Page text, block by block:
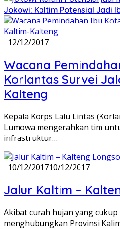
Jokowi: Kaltim Potensial Jadi
12/12/2017
Wacana
Korlantas Survei
Kalteng
Kepala Korps Lalu Lintas
Lumowa mengerahkan tim
infrastruktur…
10/12/201710/12/2017
Jalur Kaltim –
Akibat curah hujan yang
menghubungkan Provinsi